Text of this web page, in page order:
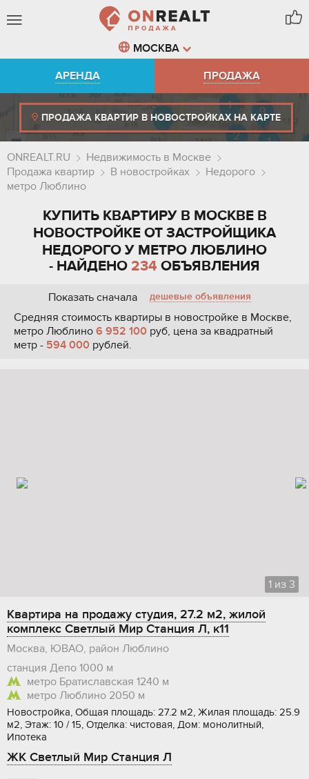
МОСКВА
АРЕНДА
ПРОДАЖА
ПРОДАЖА КВАРТИР В НОВОСТРОЙКАХ НА КАРТЕ
ONREALT.RU
Недвижимость в Москве
Продажа квартир
В новостройках
Недорого
метро Люблино
КУПИТЬ КВАРТИРУ В МОСКВЕ В
НОВОСТРОЙКЕ ОТ ЗАСТРОЙЩИКА
НЕДОРОГО У МЕТРО ЛЮБЛИНО
- НАЙДЕНО 234 ОБЪЯВЛЕНИЯ
Показать сначала дешевые объявления
Средняя стоимость квартиры в новостройке в Москве,
метро Люблино 6 952 100 руб, цена за квадратный
метр - 594 000 рублей.
1 из 3
Квартира на продажу студия, 27.2 м2, жилой
комплекс Светлый Мир Станция Л, к11
Москва, ЮВАО, район Люблино
станция Депо 1000 м
метро Братиславская 1240 м
метро Люблино 2050 м
Новостройка, Общая площадь: 27.2 м2, Жилая площадь: 25.9
м2, Этаж: 10 / 15, Отделка: чистовая, Дом: монолитный,
Ипотека
ЖК Светлый Мир Станция Л